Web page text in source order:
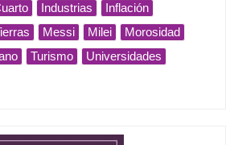
Industrias
Inflación
Messi Milei
Morosidad
Turismo
Universidades